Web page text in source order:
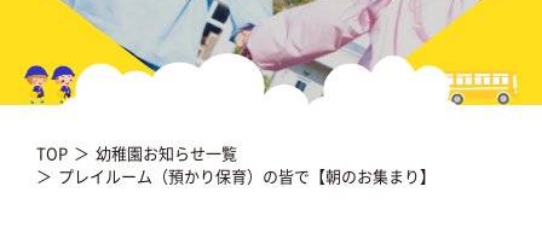
TOP
幼稚園お知らせ一覧
プレイルーム（預かり保育）の皆で【朝のお集まり】